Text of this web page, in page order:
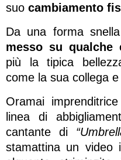
suo cambiamento
Da una forma
messo su qualche
più la tipica
come la sua collega
Oramai
linea di
cantante di
stamattina un video